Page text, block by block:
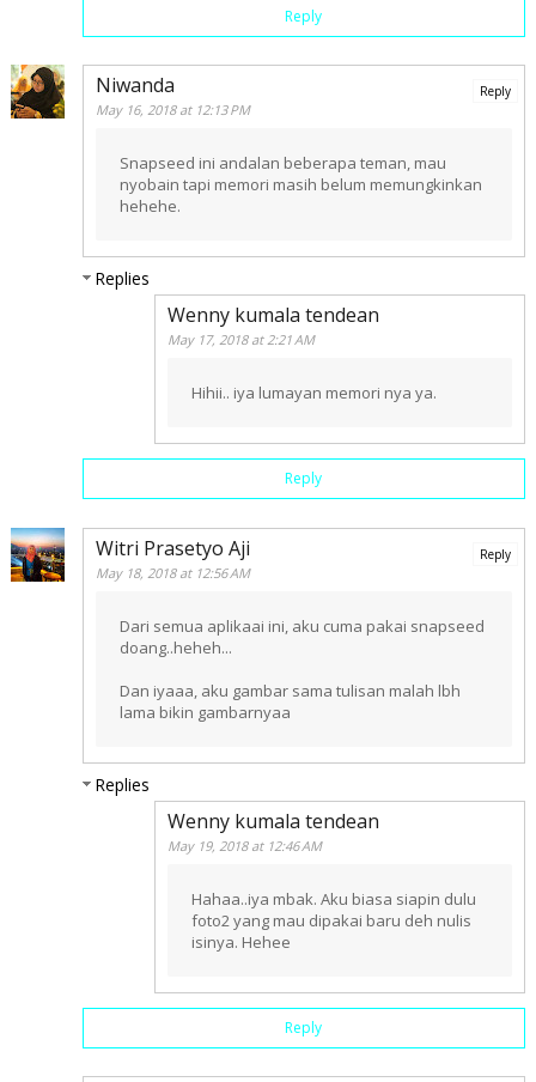
Reply
Niwanda
May 16, 2018 at 12:13 PM
Snapseed ini andalan beberapa teman, mau
nyobain tapi memori masih belum memungkinkan
hehehe.
Reply
Replies
Wenny kumala tendean
May 17, 2018 at 2:21 AM
Hihii.. iya lumayan memori nya ya.
Reply
Witri Prasetyo Aji
May 18, 2018 at 12:56 AM
Dari semua aplikaai ini, aku cuma pakai snapseed
doang..heheh...
Dan iyaaa, aku gambar sama tulisan malah lbh
lama bikin gambarnyaa
Reply
Replies
Wenny kumala tendean
May 19, 2018 at 12:46 AM
Hahaa..iya mbak. Aku biasa siapin dulu
foto2 yang mau dipakai baru deh nulis
isinya. Hehee
Reply